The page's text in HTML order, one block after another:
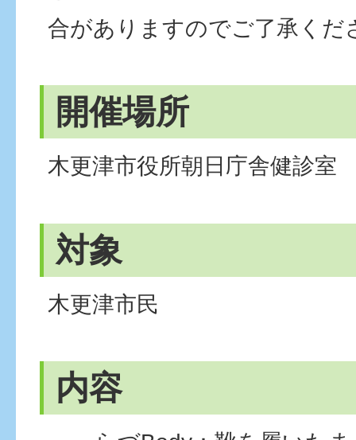
合がありますのでご了承くだ
開催場所
木更津市役所朝日庁舎健診室
対象
木更津市民
内容